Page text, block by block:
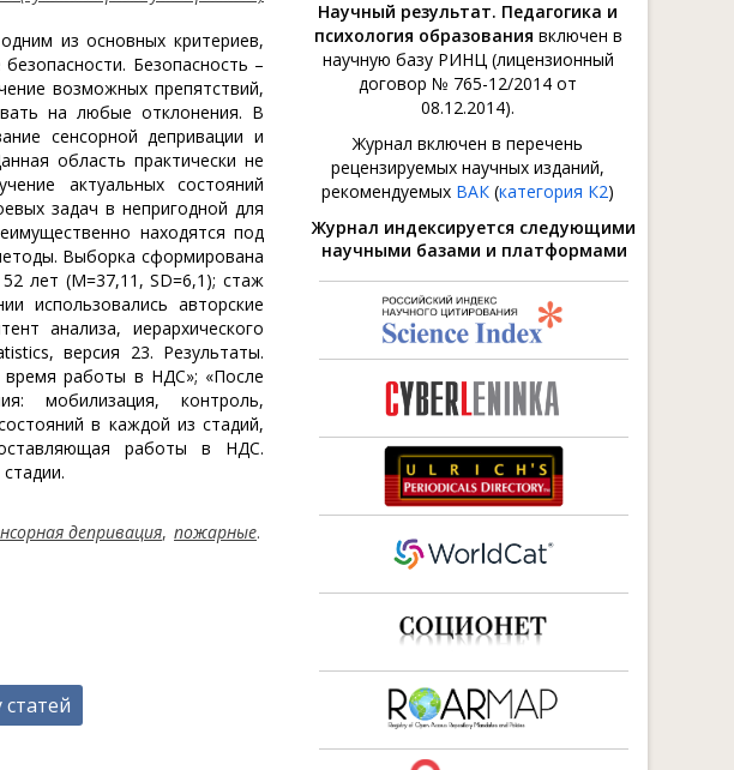
из основных критериев,
Безопасность –
возможных препятствий,
на любые отклонения. В
сенсорной депривации и
область практически не
актуальных состояний
задач в непригодной для
находятся под
Выборка сформирована
лет (M=37,11, SD=6,1); стаж
использовались авторские
анализа, иерархического
версия 23. Результаты.
время работы в НДС»; «После
мобилизация, контроль,
в каждой из стадий,
работы в НДС.
депривация, пожарные.
статей
Научный результат. Педагогика и
психология образования включен в
научную базу РИНЦ (лицензионный
договор № 765-12/2014 от
08.12.2014).
Журнал включен в перечень
рецензируемых научных изданий,
рекомендуемых ВАК (категория К2)
Журнал индексируется следующими
научными базами и платформами